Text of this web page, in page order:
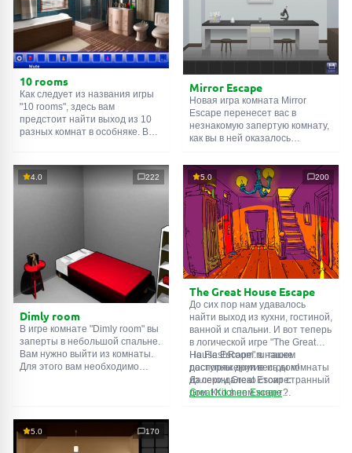
10 rooms
Как следует из названия игры
"10 rooms", здесь вам
предстоит найти выход из 10
разных комнат в особняке. В
их, чтобы выйти. Выход из
одной комнаты является
Mirror Escape
Новая игра комната Mirror
Escape перенесет вас в
незнакомую запертую комнату,
как вы в ней оказалось
смекалки попробуйте решить
все, приготовленные авторами
для вас, головоломки и найти
выход на свободу.
Внимательно осмотрите
помещение, возможно вы
сможете найти какие-нибудь
подсказки. Желаем удачи!
4.0 222
Dimly room
В игре комнате "Dimly room" вы
заперты в небольшой спальне.
Вам нужно выйти из комнаты.
Для этого вам необходимо
5.0 200
The Great House Escape
До сих пор нам удавалось
найти выход из кухни, гостиной,
ванной и спальни. И вот теперь
в логической игре "The Great
House Escape" в нашем
распоряжении весь дом!
Далеко-далеко стоит странный
дом. Кто в нем живет?
На FlashRoom.ru также
доступны другие игры комнаты
из серии Great Escape:
Great Kitchen Escape
5.0 170